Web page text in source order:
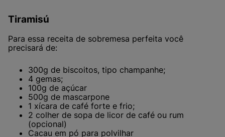
Tiramisú
Para essa receita de sobremesa perfeita você
precisará de:
300g de biscoitos, tipo champanhe;
4 gemas;
100g de açúcar
500g de mascarpone
1 xícara de café forte e frio;
2 colher de sopa de licor de café ou rum
(opcional)
Cacau em pó para polvilhar